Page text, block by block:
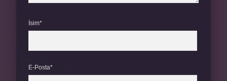
İsim*
E-Posta*